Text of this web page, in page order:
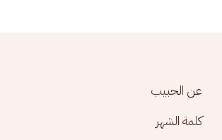
Footer menu
عن الحبيب
كلمة الشهر